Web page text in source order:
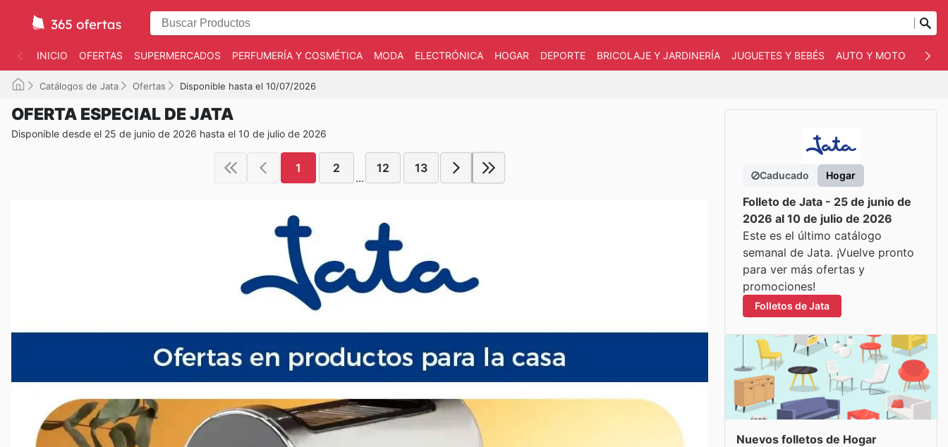
INICIO OFERTAS SUPERMERCADOS PERFUMERÍA Y COSMÉTICA MODA ELECTRÓNICA HOGAR DEPORTE BRICOLAJE Y JARDINERÍA JUGUETES Y BEBÉS AUTO Y MOTO
Catálogos de Jata Ofertas Disponible hasta el 10/07/2026
OFERTA ESPECIAL DE JATA
Disponible desde el 25 de junio de 2026 hasta el 10 de julio de 2026
1 2
...
12 13
Caducado Hogar
Folleto de Jata - 25 de junio de
2026 al 10 de julio de 2026
Este es el último catálogo
semanal de Jata. ¡Vuelve pronto
para ver más ofertas y
promociones!
Folletos de Jata
Nuevos folletos de Hogar